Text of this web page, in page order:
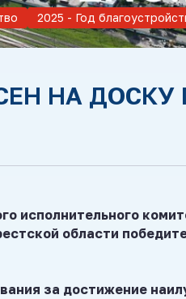
2025 - Год
НА ДОСКУ
исполнительного
области
за достижение